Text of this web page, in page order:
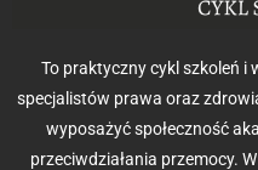
To praktyczny cykl szkoleń
specjalistów prawa oraz
wyposażyć społeczność
przeciwdziałania przemocy.